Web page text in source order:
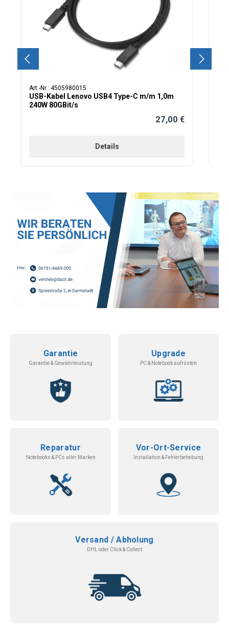
Art.-Nr.: 4505980015
USB-Kabel Lenovo USB4 Type-C m/m 1,0m
240W 80GBit/s
Regulärer Preis:
27,00 €
Details
Garantie
Garantie & Gewährleistung
Upgrade
PC & Notebook aufrüsten
Reparatur
Notebooks & PCs aller Marken
Vor-Ort-Service
Installation & Fehlerbehebung
Versand / Abholung
DHL oder Click & Collect